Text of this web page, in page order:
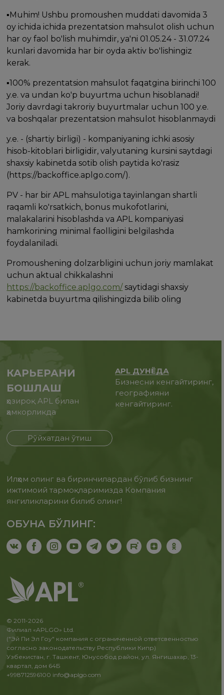
▪️Muhim! Ushbu promoushen muddati davomida 3
oy ichida ichida prezentatsion mahsulot olish uchun
har oy faol bo'lish muhimdir, ya'ni 01.05.24 - 31.07.24
kunlari davomida har bir oyda aktiv bo'lishingiz
kerak.
▪️100% prezentatsion mahsulot faqatgina birinchi 100
y.e. va undan ko'p buyurtma uchun hisoblanadi!
Joriy davrdagi takroriy buyurtmalar uchun 100 y.e.
va boshqalar prezentatsion mahsulot hisoblanmaydi
y.e. - (shartiy birligi) - kompaniyaning ichki asosiy
hisob-kitoblari birligidir, valyutaning kursini saytdagi
shaxsiy kabinetda sotib olish paytida ko'rasiz
(https://backoffice.aplgo.com/).
PV - har bir APL mahsulotiga tayinlangan shartli
raqamli ko'rsatkich, bonus mukofotlarini,
malakalarini hisoblashda va APL kompaniyasi
hamkorining minimal faolligini belgilashda
foydalaniladi.
Promoushening dolzarbligini uchun joriy mamlakat
uchun aktual chikkalashni
https://backoffice.aplgo.com/saytidagi shaxsiy
kabinetda buyurtma qilishingizda bilib oling
КАРЬЕРАНИ
БОШЛАШ
ҳозироқ APL билан
ҳамкорликда
Рўйхатдан ўтиш
APL ДУНЁДА
Бизнесни кенгайтиринг,
географияни
кенгайтиринг.
Илҳом олинг ва биринчилардан бўлиб бизнинг
ижтимоий тармоқларимизда Компания
янгиликларини билиб олинг!
ОБУНА БЎЛИНГ:
© 2011-2026
Филиал «APLGO» Ltd.
("Эй Пи Эл Гоу" компания с ограниченной ответсвенностью
согласно законодательству Республики Кипр)
Узбекистан, г. Ташкент, Юнусобод район, ул. Янгишахар, 13-
квартал, дом 64Б
+998712596100 info@aplgo.com